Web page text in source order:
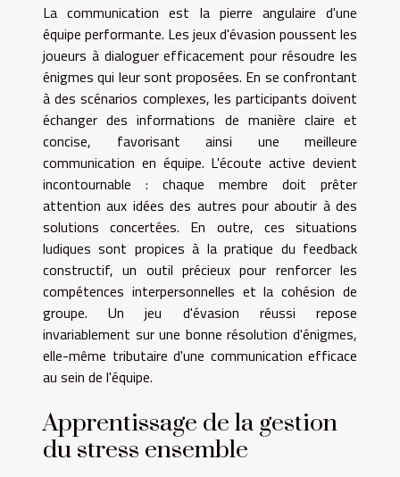
La communication est la pierre angulaire d'une
équipe performante. Les jeux d'évasion poussent les
joueurs à dialoguer efficacement pour résoudre les
énigmes qui leur sont proposées. En se confrontant
à des scénarios complexes, les participants doivent
échanger des informations de manière claire et
concise, favorisant ainsi une meilleure
communication en équipe. L'écoute active devient
incontournable : chaque membre doit prêter
attention aux idées des autres pour aboutir à des
solutions concertées. En outre, ces situations
ludiques sont propices à la pratique du feedback
constructif, un outil précieux pour renforcer les
compétences interpersonnelles et la cohésion de
groupe. Un jeu d'évasion réussi repose
invariablement sur une bonne résolution d'énigmes,
elle-même tributaire d'une communication efficace
au sein de l'équipe.
Apprentissage de la gestion
du stress ensemble